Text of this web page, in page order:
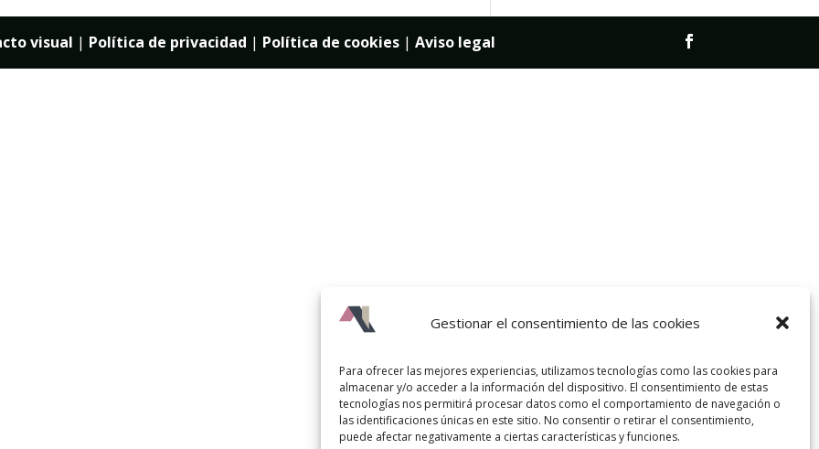
Gestionar el consentimiento de las cookies
Para ofrecer las mejores experiencias, utilizamos tecnologías como las cookies para
almacenar y/o acceder a la información del dispositivo. El consentimiento de estas
tecnologías nos permitirá procesar datos como el comportamiento de navegación o
las identificaciones únicas en este sitio. No consentir o retirar el consentimiento,
puede afectar negativamente a ciertas características y funciones.
visual | Política de privacidad | Política de cookies |Aviso legal